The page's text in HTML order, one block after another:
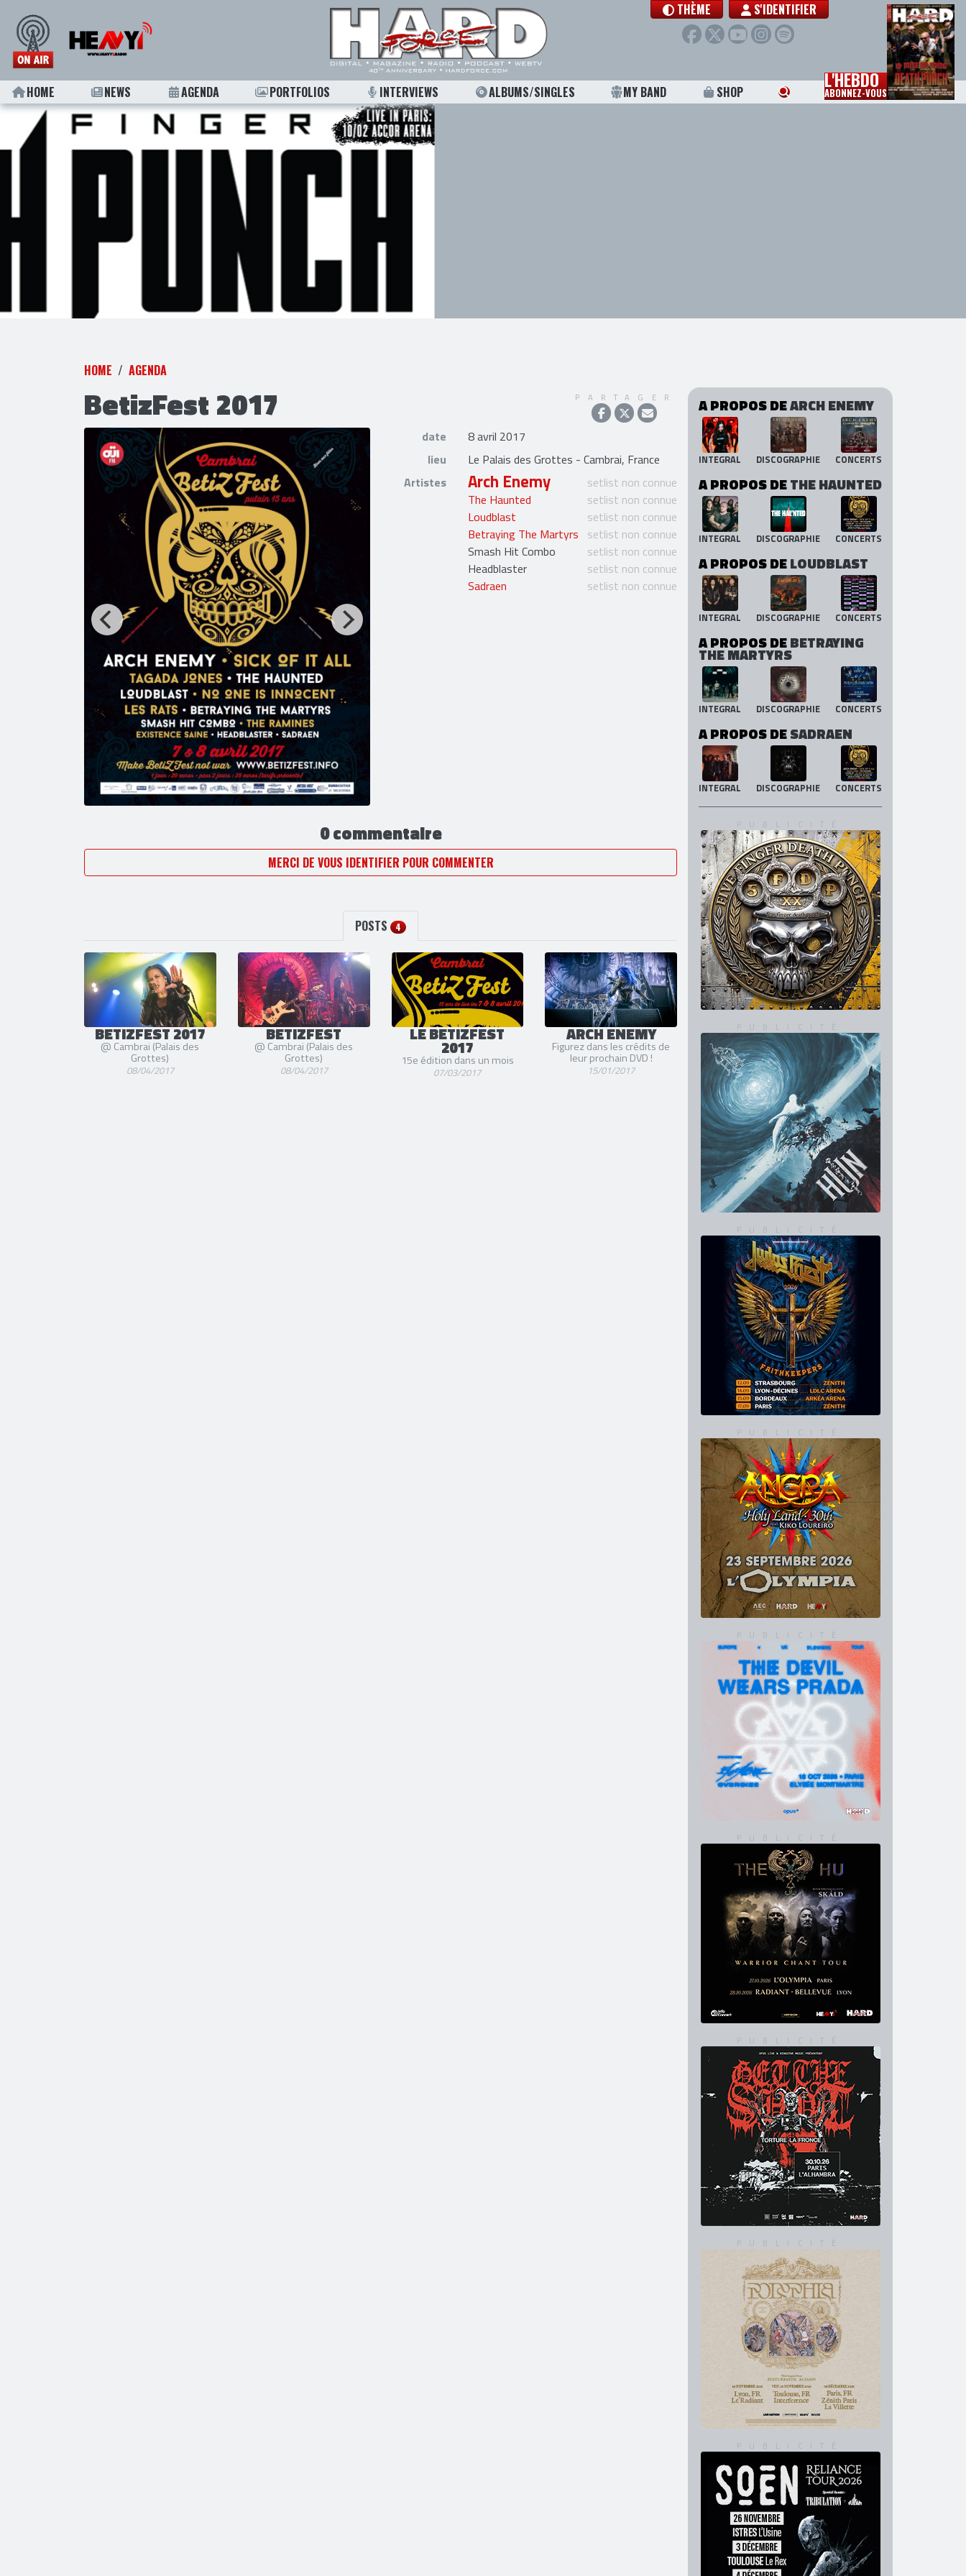
THÈME S'IDENTIFIER
HOME NEWS AGENDA PORTFOLIOS INTERVIEWS ALBUMS/SINGLES MY BAND SHOP L'HEBDO
ABONNEZ-VOUS
HOME AGENDA
BetizFest 2017 PARTAGER
date
8 avril 2017
lieu
Le Palais des Grottes - Cambrai, France
Artistes
Arch Enemy
setlist non connue
The Haunted
setlist non connue
Loudblast
setlist non connue
Betraying The Martyrs setlist non connue
Smash Hit Combo
setlist non connue
Headblaster
setlist non connue
Sadraen
setlist non connue
0 commentaire
MERCI DE VOUS IDENTIFIER POUR COMMENTER
POSTS 4
BETIZFEST 2017
@ Cambrai (Palais des
Grottes)
08/04/2017
BETIZFEST
@ Cambrai (Palais des
Grottes)
08/04/2017
LE BETIZFEST
2017
15e édition dans un mois
07/03/2017
ARCH ENEMY
Figurez dans les crédits de
leur prochain DVD !
15/01/2017
A PROPOS DEARCH ENEMY
INTEGRAL DISCOGRAPHIE CONCERTS
A PROPOS DETHE HAUNTED
INTEGRAL DISCOGRAPHIE CONCERTS
A PROPOS DELOUDBLAST
INTEGRAL DISCOGRAPHIE CONCERTS
A PROPOS DEBETRAYING
THE MARTYRS
INTEGRAL DISCOGRAPHIE CONCERTS
A PROPOS DESADRAEN
INTEGRAL DISCOGRAPHIE CONCERTS